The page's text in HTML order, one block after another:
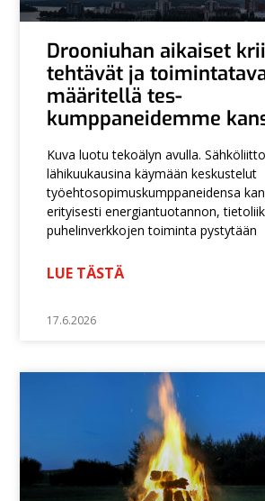
Drooniuhan aikaiset
tehtävät ja
määritellä tes-
kumppaneidemme
Kuva luotu tekoälyn avulla.
lähikuukausina käymään keskustelut
työehtosopimuskumppaneidensa
erityisesti energiantuotannon,
puhelinverkkojen toiminta pystytään
LUE TÄSTÄ
17.6.2026